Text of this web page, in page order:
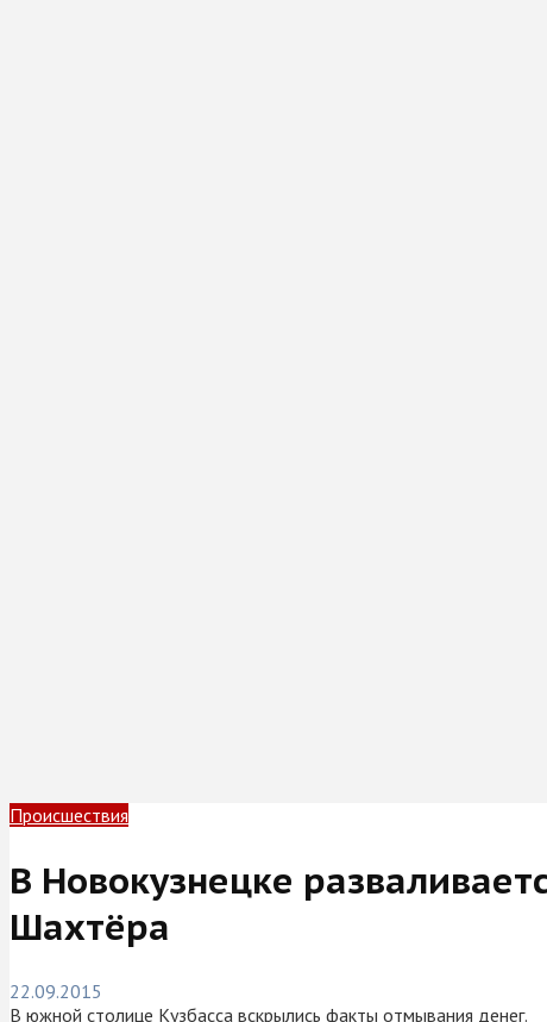
Происшествия
В Новокузнецке
Шахтёра
22.09.2015
В южной столице Кузбасса вскрылись факты отмывания денег.